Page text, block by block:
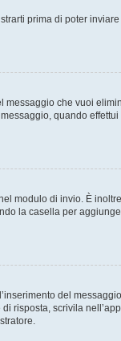
prima di poter
messaggio che vuoi
quando effettui
modulo di invio. È
la casella per
del
risposta, scrivila